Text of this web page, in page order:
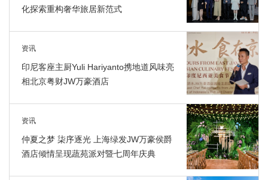
化探索重构奢华旅居新范式
资讯
印尼客座主厨Yuli Hariyanto携地道风味亮
相北京粤财JW万豪酒店
资讯
仲夏之梦 柒序逐光 上海绿发JW万豪侯爵
酒店倾情呈现蔬苑派对暨七周年庆典